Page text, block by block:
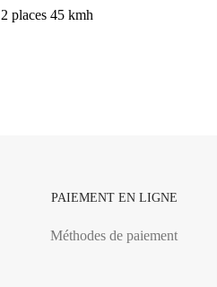
PAIEMENT EN LIGNE
Méthodes de paiement